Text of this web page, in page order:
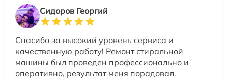
Сидоров Георгий
Спасибо за высокий уровень сервиса и
качественную работу! Ремонт стиральной
машины был проведен профессионально и
оперативно, результат меня порадовал.